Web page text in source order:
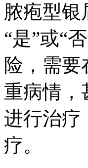
脓疱型银
“是”或“
险，需
重病情，
进行治疗
疗。